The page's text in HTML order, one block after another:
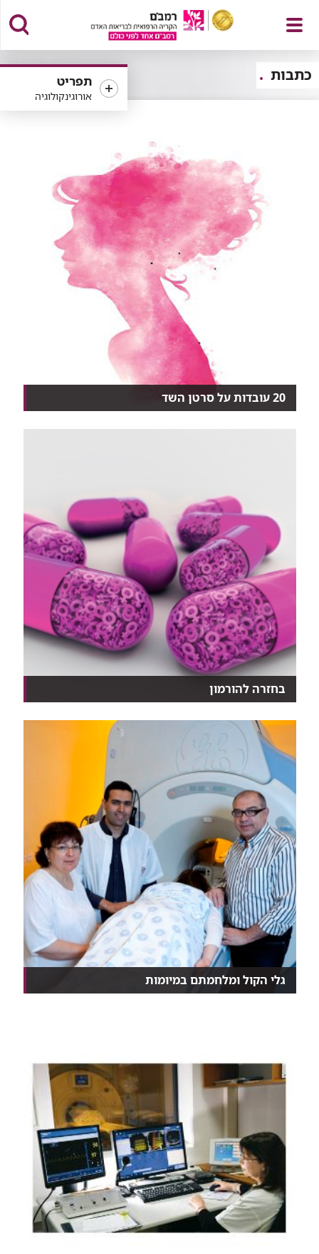
פתח
תפריט
תפריט
אורוגינקולוגיה
כתבות
20 עובדות על סרטן השד
​החדשות הרעות: סרטן השד היא המחלה הממאירה
השכיחה ב...
בחזרה להורמון
לאחר שנים של חששות מטיפול הורמונלי חלופי, יותר ויו...
גלי הקול ומלחמתם במיומות
לכל אישה שלישית אחרי גיל 40 יש מיומה (שרירן) ברחם...